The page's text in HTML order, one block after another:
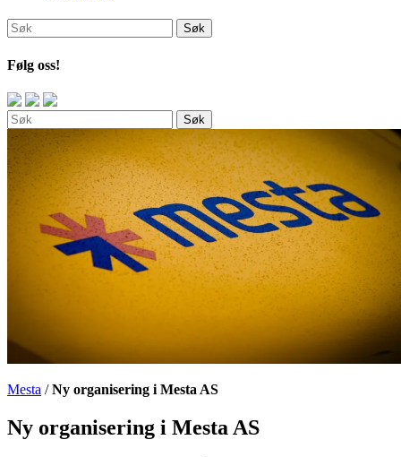
Følg oss!
Søk Søk
Mesta /Ny organisering i Mesta AS
Ny organisering i Mesta AS